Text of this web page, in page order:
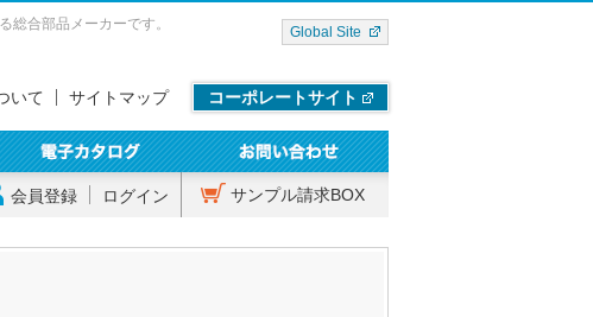
総合部品メーカーです。
いて サイトマップ コーポレートサイト
Global Site
会員登録 ログイン サンプル請求BOX